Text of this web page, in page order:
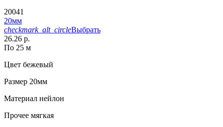
20041
20мм
checkmark_alt_circleВыбрать
26.26 р.
По 25 м
Цвет бежевый
Размер 20мм
Материал нейлон
Прочее мягкая